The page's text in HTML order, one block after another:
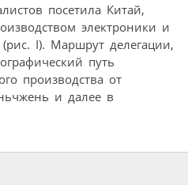
посетила Китай,
электроники и
I). Маршрут делегации,
путь
производства от
и далее в